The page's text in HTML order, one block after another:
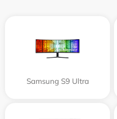
Samsung S9 Ultra